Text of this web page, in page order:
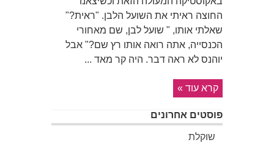
החוצה ראיתי את השועל הלבן. "ראית?"
שאלתי אותו, " שועל לבן, שם מאחורי
הכנסייה, אתה רואה אותו רץ שם?" אבל
יוהנס לא ראה דבר. היה קר מאד ...
קרא עוד »
פוסטים אחרונים
שוקלת